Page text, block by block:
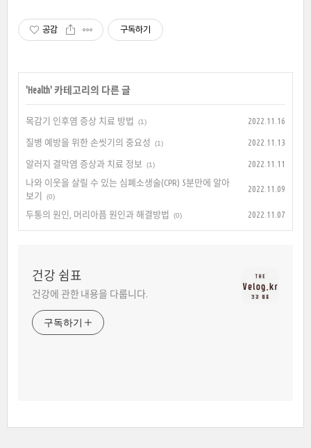
공감 구독하기
'Health' 카테고리의 다른 글
목감기 인후염 증상 치료 방법 (1) 2022.11.16
질병 예방을 위한 손씻기의 중요성 (1) 2022.11.13
알러지 결막염 증상과 치료 정보 (1)
2022.11.11
나와 이웃을 살릴 수 있는 심폐소생술(CPR) 5분만에 알아
보기
(0)
2022.11.09
두통의 원인, 머리아픔 원인과 해결방법 (0) 2022.11.07
건강 쉼표
건강에 관한 내용을 다룹니다.
구독하기